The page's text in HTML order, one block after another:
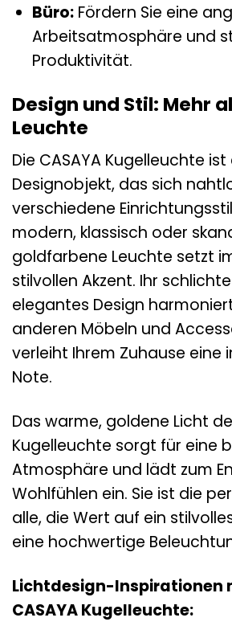
Büro:Fördern Sie eine
Arbeitsatmosphäre und
Produktivität.
Design und Stil: Mehr
Leuchte
Die CASAYA Kugelleuchte ist
Designobjekt, das sich
verschiedene
modern, klassisch oder
goldfarbene Leuchte setzt
stilvollen Akzent. Ihr
elegantes Design
anderen Möbeln und
verleiht Ihrem Zuhause eine
Note.
Das warme, goldene Licht
Kugelleuchte sorgt für eine
Atmosphäre und lädt zum
Wohlfühlen ein. Sie ist die
alle, die Wert auf ein
eine hochwertige
Lichtdesign-Inspirationen
CASAYA Kugelleuchte: